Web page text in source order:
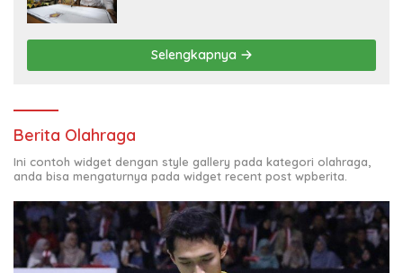
Selengkapnya
Berita Olahraga
Ini contoh widget dengan style gallery pada kategori olahraga,
anda bisa mengaturnya pada widget recent post wpberita.